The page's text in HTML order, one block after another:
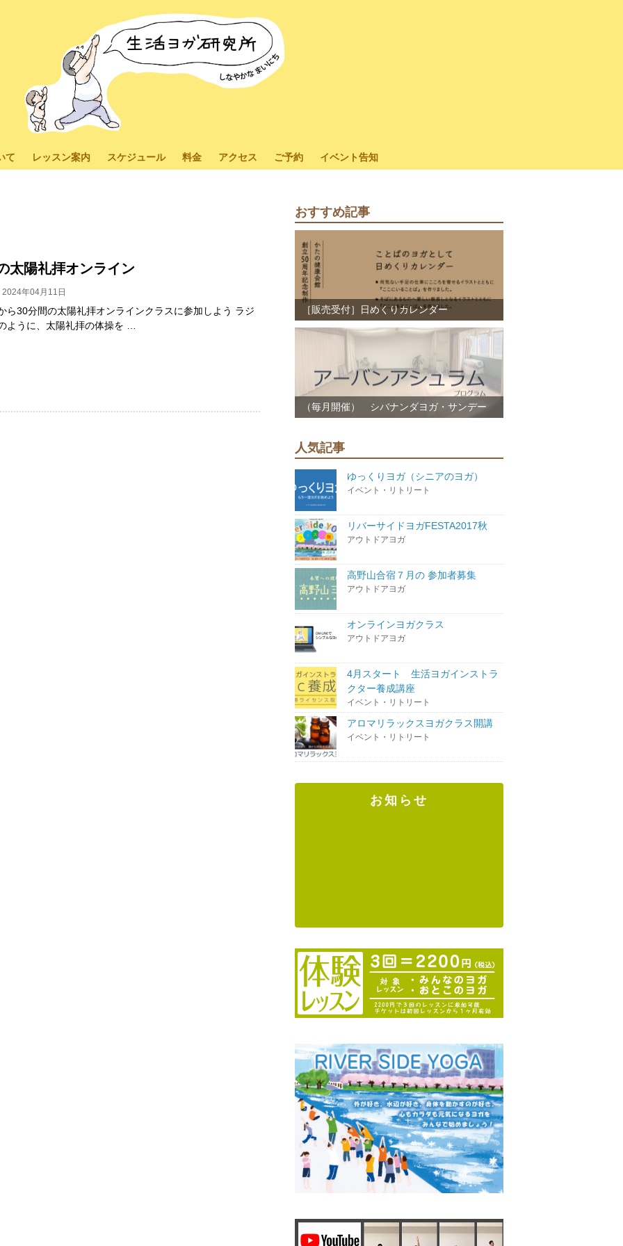
て レッスン案内 スケジュール 料金 アクセス ご予約 イベント告知
太陽礼拝オンライン
2024年04月11日
ら30分間の太陽礼拝オンラインクラスに参加しよう ラジ
ように、太陽礼拝の体操を …
おすすめ記事
［販売受付］日めくりカレンダー
（毎月開催） シバナンダヨガ・サンデー
人気記事
ゆっくりヨガ（シニアのヨガ）
イベント・リトリート
リバーサイドヨガFESTA2017秋
アウトドアヨガ
高野山合宿７月の 参加者募集
アウトドアヨガ
オンラインヨガクラス
アウトドアヨガ
4月スタート 生活ヨガインストラ
クター養成講座
イベント・リトリート
アロマリラックスヨガクラス開講
イベント・リトリート
お知らせ